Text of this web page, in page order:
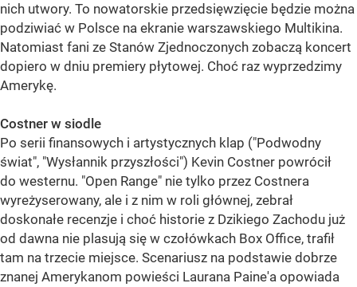
nich utwory. To nowatorskie przedsięwzięcie będzie można
podziwiać w Polsce na ekranie warszawskiego Multikina.
Natomiast fani ze Stanów Zjednoczonych zobaczą koncert
dopiero w dniu premiery płytowej. Choć raz wyprzedzimy
Amerykę.
Costner w siodle
Po serii finansowych i artystycznych klap ("Podwodny
świat", "Wysłannik przyszłości") Kevin Costner powrócił
do westernu. "Open Range" nie tylko przez Costnera
wyreżyserowany, ale i z nim w roli głównej, zebrał
doskonałe recenzje i choć historie z Dzikiego Zachodu już
od dawna nie plasują się w czołówkach Box Office, trafił
tam na trzecie miejsce. Scenariusz na podstawie dobrze
znanej Amerykanom powieści Laurana Paine'a opowiada